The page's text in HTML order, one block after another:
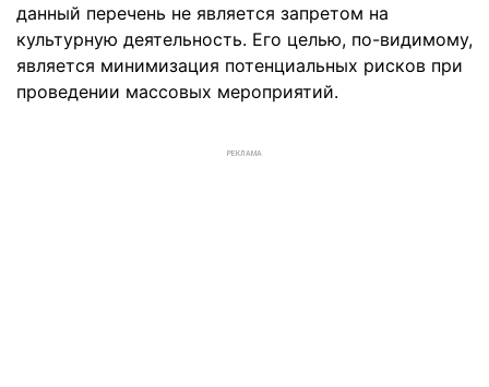
данный перечень не является запретом на
культурную деятельность. Его целью, по-видимому,
является минимизация потенциальных рисков при
проведении массовых мероприятий.
РЕКЛАМА